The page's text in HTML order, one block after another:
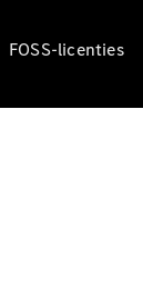
FOSS-licenties